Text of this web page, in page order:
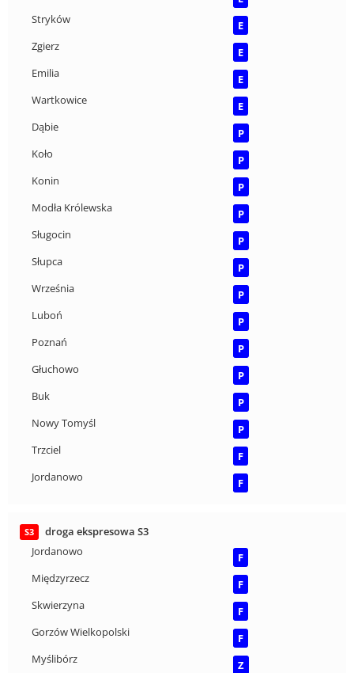
Stryków
E
Zgierz
E
Emilia
E
Wartkowice
E
Dąbie
P
Koło
P
Konin
P
Modła Królewska
P
Sługocin
P
Słupca
P
Września
P
Luboń
P
Poznań
P
Głuchowo
P
Buk
P
Nowy Tomyśl
P
Trzciel
F
Jordanowo
F
S3
droga ekspresowa S3
Jordanowo
F
Międzyrzecz
F
Skwierzyna
F
Gorzów Wielkopolski
F
Myślibórz
Z